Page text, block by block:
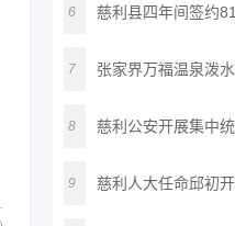
6 慈利县四年间签约
7 张家界万福温泉泼
8 慈利公安开展集中
9 慈利人大任命邱初